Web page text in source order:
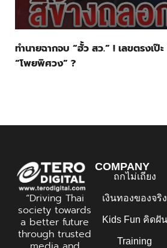
ทำนายฉากจบ “ฮั้ว สว.” ! เลขตรงเป๊
“โพยพิศวง” ?
“Driving Thai
society towards
a better future
through trusted
COMPANY
ถกไม่เถียง
เงินทองของจริง
Kids Fun คิดฝัน
Training